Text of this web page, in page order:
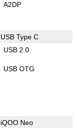
A2DP
USB Type C
USB 2.0
USB OTG
iQOO Neo